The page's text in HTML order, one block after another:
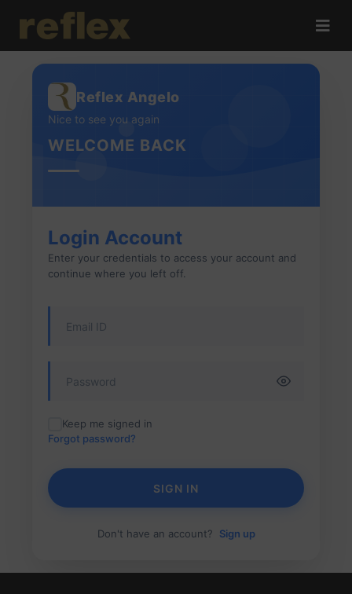
Reflex Angelo
Nice to see you again
WELCOME BACK
Login Account
Enter your credentials to access your account and
continue where you left off.
Keep me signed in
Forgot password?
SIGN IN
Don't have an account? Sign up